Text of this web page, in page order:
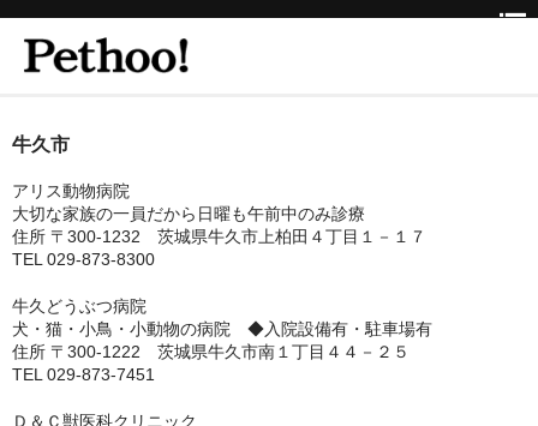
BEAUTY
CLINIC
京都府
京都市
牛久市
アリス動物病院
大切な家族の一員だから日曜も午前中のみ診療
住所 〒300-1232 茨城県牛久市上柏田４丁目１－１７
TEL 029-873-8300
牛久どうぶつ病院
犬・猫・小鳥・小動物の病院 ◆入院設備有・駐車場有
住所 〒300-1222 茨城県牛久市南１丁目４４－２５
TEL 029-873-7451
Ｄ＆Ｃ獣医科クリニック